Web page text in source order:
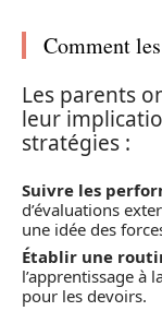
Comment
Les parents
leur
stratégies :
Suivre les
d’évaluations
une idée des
Établir une
l’apprentissage à
pour les devoirs.